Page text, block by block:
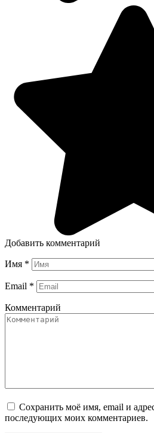
Добавить комментарий
Имя *
Email *
Комментарий
Сохранить моё имя, email и
последующих моих комментариев.